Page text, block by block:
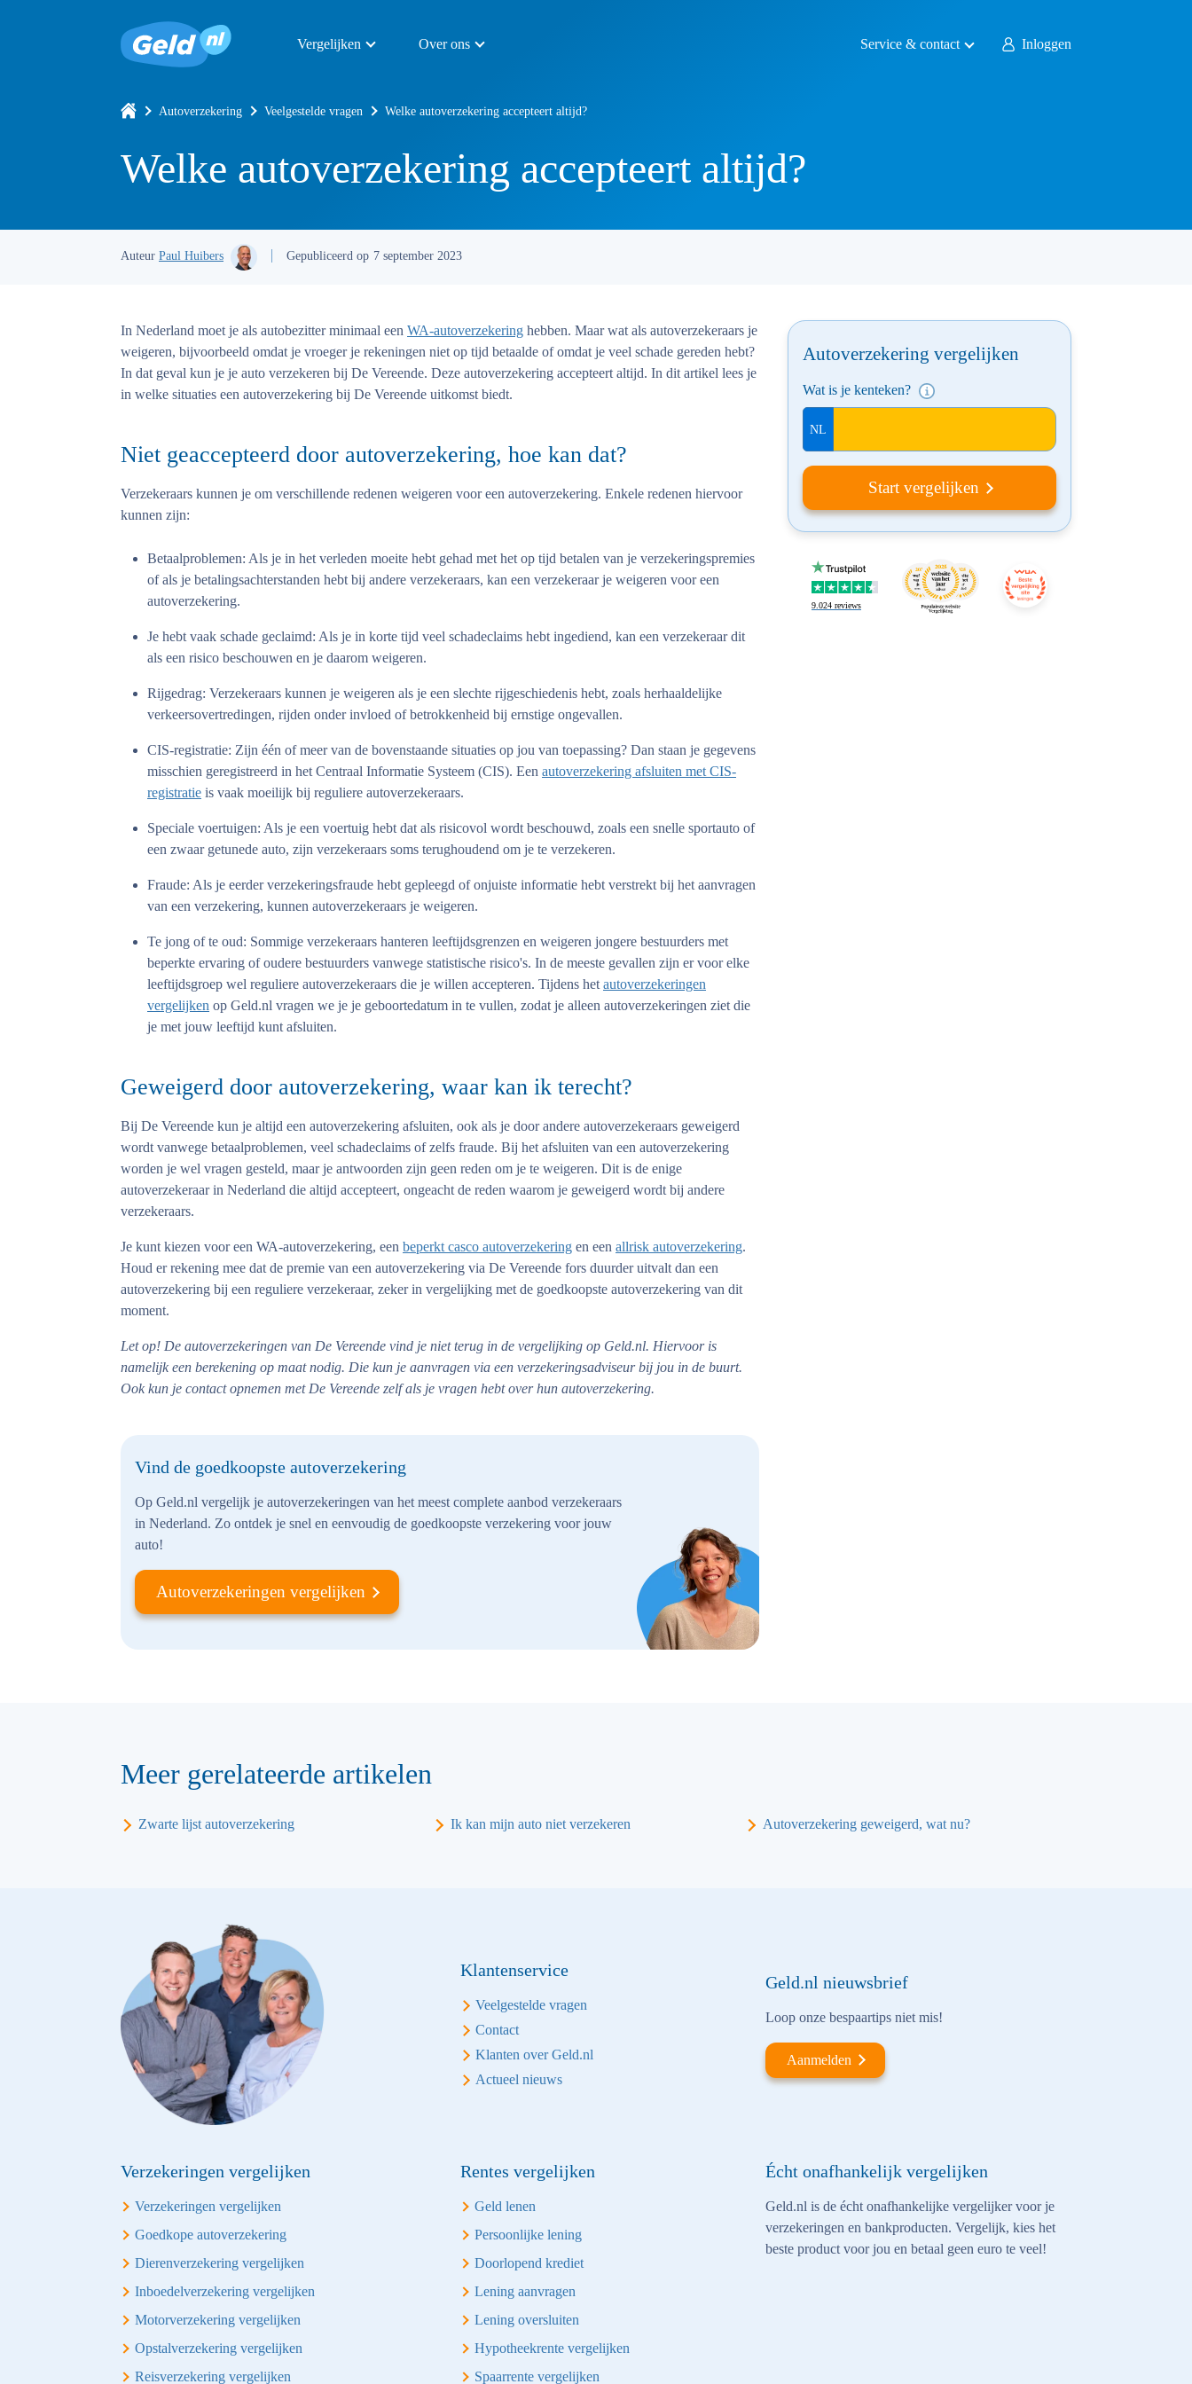
Vergelijken Over ons Service & contact Inloggen
Autoverzekering Veelgestelde vragen Welke autoverzekering accepteert altijd?
Welke autoverzekering accepteert altijd?
Auteur Paul Huibers Gepubliceerd op 7 september 2023
In Nederland moet je als autobezitter minimaal een WA-autoverzekering hebben. Maar wat als autoverzekeraars je
weigeren, bijvoorbeeld omdat je vroeger je rekeningen niet op tijd betaalde of omdat je veel schade gereden hebt?
In dat geval kun je je auto verzekeren bij De Vereende. Deze autoverzekering accepteert altijd. In dit artikel lees je
in welke situaties een autoverzekering bij De Vereende uitkomst biedt.
Niet geaccepteerd door autoverzekering, hoe kan dat?
Verzekeraars kunnen je om verschillende redenen weigeren voor een autoverzekering. Enkele redenen hiervoor
kunnen zijn:
Betaalproblemen: Als je in het verleden moeite hebt gehad met het op tijd betalen van je verzekeringspremies
of als je betalingsachterstanden hebt bij andere verzekeraars, kan een verzekeraar je weigeren voor een
autoverzekering.
Je hebt vaak schade geclaimd: Als je in korte tijd veel schadeclaims hebt ingediend, kan een verzekeraar dit
als een risico beschouwen en je daarom weigeren.
Rijgedrag: Verzekeraars kunnen je weigeren als je een slechte rijgeschiedenis hebt, zoals herhaaldelijke
verkeersovertredingen, rijden onder invloed of betrokkenheid bij ernstige ongevallen.
CIS-registratie: Zijn één of meer van de bovenstaande situaties op jou van toepassing? Dan staan je gegevens
misschien geregistreerd in het Centraal Informatie Systeem (CIS). Een autoverzekering afsluiten met CIS-
registratie is vaak moeilijk bij reguliere autoverzekeraars.
Speciale voertuigen: Als je een voertuig hebt dat als risicovol wordt beschouwd, zoals een snelle sportauto of
een zwaar getunede auto, zijn verzekeraars soms terughoudend om je te verzekeren.
Fraude: Als je eerder verzekeringsfraude hebt gepleegd of onjuiste informatie hebt verstrekt bij het aanvragen
van een verzekering, kunnen autoverzekeraars je weigeren.
Te jong of te oud: Sommige verzekeraars hanteren leeftijdsgrenzen en weigeren jongere bestuurders met
beperkte ervaring of oudere bestuurders vanwege statistische risico's. In de meeste gevallen zijn er voor elke
leeftijdsgroep wel reguliere autoverzekeraars die je willen accepteren. Tijdens het autoverzekeringen
vergelijken op Geld.nl vragen we je je geboortedatum in te vullen, zodat je alleen autoverzekeringen ziet die
je met jouw leeftijd kunt afsluiten.
Geweigerd door autoverzekering, waar kan ik terecht?
Bij De Vereende kun je altijd een autoverzekering afsluiten, ook als je door andere autoverzekeraars geweigerd
wordt vanwege betaalproblemen, veel schadeclaims of zelfs fraude. Bij het afsluiten van een autoverzekering
worden je wel vragen gesteld, maar je antwoorden zijn geen reden om je te weigeren. Dit is de enige
autoverzekeraar in Nederland die altijd accepteert, ongeacht de reden waarom je geweigerd wordt bij andere
verzekeraars.
Je kunt kiezen voor een WA-autoverzekering, een beperkt casco autoverzekering en een allrisk autoverzekering.
Houd er rekening mee dat de premie van een autoverzekering via De Vereende fors duurder uitvalt dan een
autoverzekering bij een reguliere verzekeraar, zeker in vergelijking met de goedkoopste autoverzekering van dit
moment.
Let op! De autoverzekeringen van De Vereende vind je niet terug in de vergelijking op Geld.nl. Hiervoor is
namelijk een berekening op maat nodig. Die kun je aanvragen via een verzekeringsadviseur bij jou in de buurt.
Ook kun je contact opnemen met De Vereende zelf als je vragen hebt over hun autoverzekering.
Vind de goedkoopste autoverzekering
Op Geld.nl vergelijk je autoverzekeringen van het meest complete aanbod verzekeraars
in Nederland. Zo ontdek je snel en eenvoudig de goedkoopste verzekering voor jouw
auto!
Autoverzekeringen vergelijken
Autoverzekering vergelijken
Wat is je kenteken?
Start vergelijken
9.024 reviews
Meer gerelateerde artikelen
Zwarte lijst autoverzekering Ik kan mijn auto niet verzekeren Autoverzekering geweigerd, wat nu?
Klantenservice
Veelgestelde vragen
Contact
Klanten over Geld.nl
Actueel nieuws
Geld.nl nieuwsbrief
Loop onze bespaartips niet mis!
Aanmelden
Verzekeringen vergelijken
Verzekeringen vergelijken
Goedkope autoverzekering
Dierenverzekering vergelijken
Inboedelverzekering vergelijken
Motorverzekering vergelijken
Opstalverzekering vergelijken
Reisverzekering vergelijken
Rentes vergelijken
Geld lenen
Persoonlijke lening
Doorlopend krediet
Lening aanvragen
Lening oversluiten
Hypotheekrente vergelijken
Spaarrente vergelijken
Écht onafhankelijk vergelijken
Geld.nl is de écht onafhankelijke vergelijker voor je
verzekeringen en bankproducten. Vergelijk, kies het
beste product voor jou en betaal geen euro te veel!